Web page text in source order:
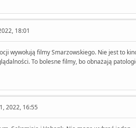
18:01
wywołują filmy Smarzowskiego. Nie jest to
To bolesne filmy, bo obnażają
2022, 16:55